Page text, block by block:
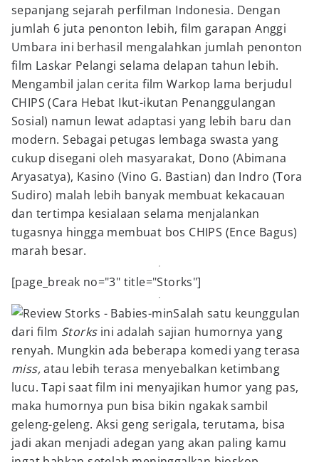
sepanjang sejarah perfilman Indonesia. Dengan
jumlah 6 juta penonton lebih, film garapan Anggi
Umbara ini berhasil mengalahkan jumlah penonton
film Laskar Pelangi selama delapan tahun lebih.
Mengambil jalan cerita film Warkop lama berjudul
CHIPS (Cara Hebat Ikut-ikutan Penanggulangan
Sosial) namun lewat adaptasi yang lebih baru dan
modern. Sebagai petugas lembaga swasta yang
cukup disegani oleh masyarakat, Dono (Abimana
Aryasatya), Kasino (Vino G. Bastian) dan Indro (Tora
Sudiro) malah lebih banyak membuat kekacauan
dan tertimpa kesialaan selama menjalankan
tugasnya hingga membuat bos CHIPS (Ence Bagus)
marah besar.
[page_break no="3" title="Storks"]
Salah satu keunggulan
dari film Storks ini adalah sajian humornya yang
renyah. Mungkin ada beberapa komedi yang terasa
miss,atau lebih terasa menyebalkan ketimbang
lucu. Tapi saat film ini menyajikan humor yang pas,
maka humornya pun bisa bikin ngakak sambil
geleng-geleng. Aksi geng serigala, terutama, bisa
jadi akan menjadi adegan yang akan paling kamu